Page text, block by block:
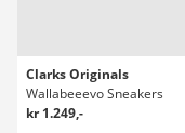
Clarks Originals
Wallabeeevo Sneakers
kr 1.249,-